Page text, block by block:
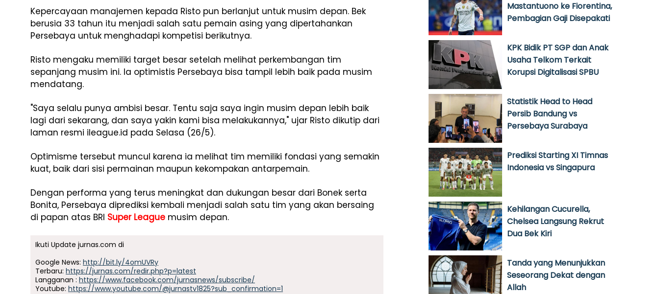
Kepercayaan manajemen kepada Risto pun berlanjut untuk musim depan. Bek
berusia 33 tahun itu menjadi salah satu pemain asing yang dipertahankan
Persebaya untuk menghadapi kompetisi berikutnya.
Risto mengaku memiliki target besar setelah melihat perkembangan tim
sepanjang musim ini. Ia optimistis Persebaya bisa tampil lebih baik pada musim
mendatang.
"Saya selalu punya ambisi besar. Tentu saja saya ingin musim depan lebih baik
lagi dari sekarang, dan saya yakin kami bisa melakukannya," ujar Risto dikutip dari
laman resmi ileague.id pada Selasa (26/5).
Optimisme tersebut muncul karena ia melihat tim memiliki fondasi yang semakin
kuat, baik dari sisi permainan maupun kekompakan antarpemain.
Dengan performa yang terus meningkat dan dukungan besar dari Bonek serta
Bonita, Persebaya diprediksi kembali menjadi salah satu tim yang akan bersaing
di papan atas BRI Super League musim depan.
Ikuti Update jurnas.com di
Google News: http://bit.ly/4omUVRy
Terbaru: https://jurnas.com/redir.php?p=latest
Langganan : https://www.facebook.com/jurnasnews/subscribe/
Youtube: https://www.youtube.com/@jurnastv1825?sub_confirmation=1
Mastantuono ke Fiorentina,
Pembagian Gaji Disepakati
KPK Bidik PT SGP dan Anak
Usaha Telkom Terkait
Korupsi Digitalisasi SPBU
Statistik Head to Head
Persib Bandung vs
Persebaya Surabaya
Prediksi Starting XI Timnas
Indonesia vs Singapura
Kehilangan Cucurella,
Chelsea Langsung Rekrut
Dua Bek Kiri
Tanda yang Menunjukkan
Seseorang Dekat dengan
Allah